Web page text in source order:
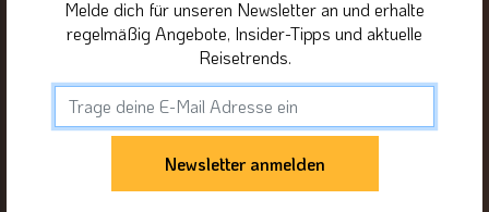
Melde dich für unseren Newsletter an und erhalte
regelmäßig Angebote, Insider-Tipps und aktuelle
Reisetrends.